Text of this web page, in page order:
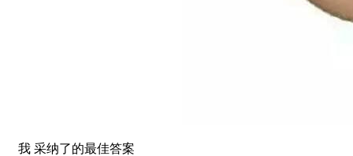
我 采纳了的最佳答案